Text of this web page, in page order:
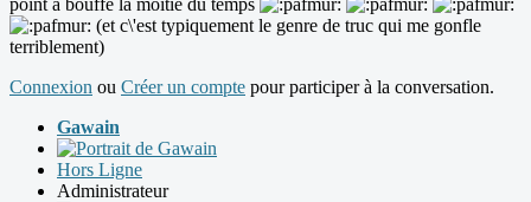
(et c\'est typiquement le genre de truc qui me gonfle
terriblement)
Connexion ou Créer un compte pour participer à la conversation.
Gawain
Hors Ligne
Administrateur